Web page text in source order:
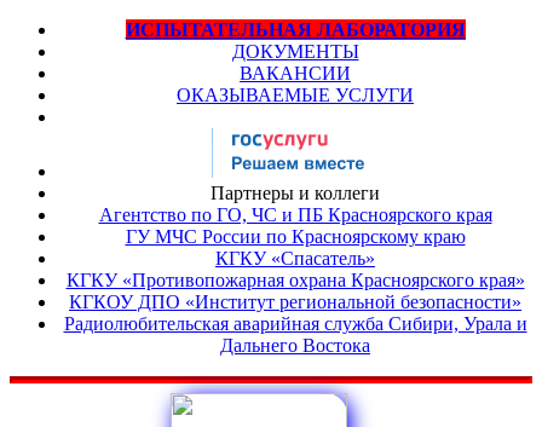
ИСПЫТАТЕЛЬНАЯ ЛАБОРАТОРИЯ
ДОКУМЕНТЫ
ВАКАНСИИ
ОКАЗЫВАЕМЫЕ УСЛУГИ
Партнеры и коллеги
Агентство по ГО, ЧС и ПБ Красноярского края
ГУ МЧС России по Красноярскому краю
КГКУ «Спасатель»
КГКУ «Противопожарная охрана Красноярского края»
КГКОУ ДПО «Институт региональной безопасности»
Радиолюбительская аварийная служба Сибири, Урала и
Дальнего Востока